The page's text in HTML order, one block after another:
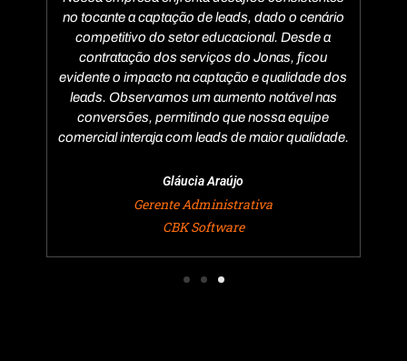
no tocante a captação de leads, dado o cenário
competitivo do setor educacional. Desde a
contratação dos serviços do Jonas, ficou
evidente o impacto na captação e qualidade dos
leads. Observamos um aumento notável nas
conversões, permitindo que nossa equipe
comercial interaja com leads de maior qualidade.
Gláucia Araújo
Gerente Administrativa
CBK Software